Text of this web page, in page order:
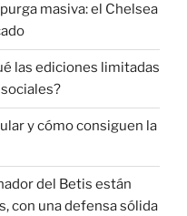
masiva: el Chelsea
las ediciones limitadas
y cómo consiguen la
del Betis están
con una defensa sólida